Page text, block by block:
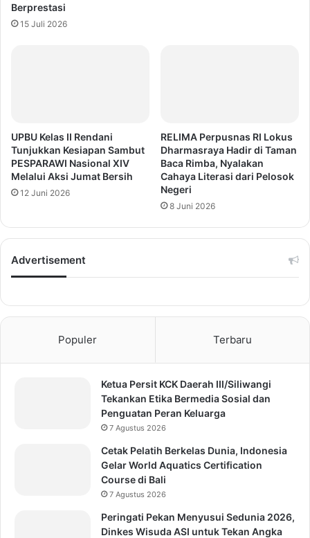
Berprestasi
15 Juli 2026
UPBU Kelas II Rendani
Tunjukkan Kesiapan Sambut
PESPARAWI Nasional XIV
Melalui Aksi Jumat Bersih
12 Juni 2026
RELIMA Perpusnas RI Lokus
Dharmasraya Hadir di Taman
Baca Rimba, Nyalakan
Cahaya Literasi dari Pelosok
Negeri
8 Juni 2026
Advertisement
Populer Terbaru
Ketua Persit KCK Daerah III/Siliwangi
Tekankan Etika Bermedia Sosial dan
Penguatan Peran Keluarga
7 Agustus 2026
Cetak Pelatih Berkelas Dunia, Indonesia
Gelar World Aquatics Certification
Course di Bali
7 Agustus 2026
Peringati Pekan Menyusui Sedunia 2026,
Dinkes Wisuda ASI untuk Tekan Angka